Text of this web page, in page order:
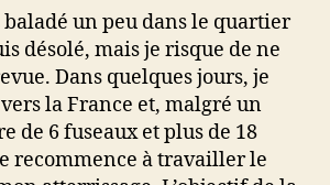
baladé un peu dans le quartier
désolé, mais je risque de ne
Dans quelques jours, je
la France et, malgré un
de 6 fuseaux et plus de 18
recommence à travailler le